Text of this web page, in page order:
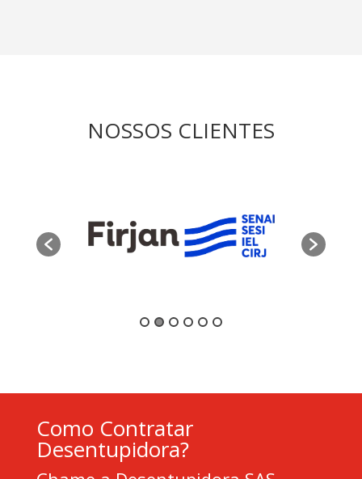
NOSSOS CLIENTES
Como Contratar
Desentupidora?